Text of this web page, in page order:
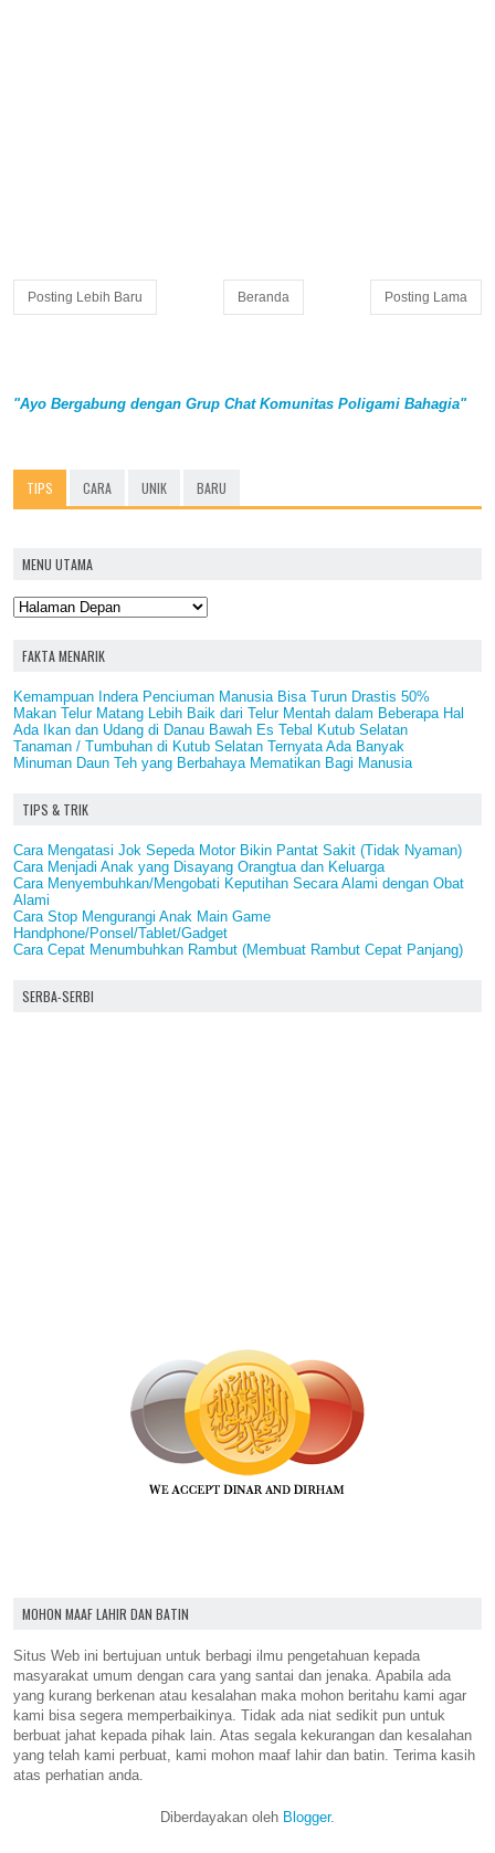
Posting Lebih Baru Posting Lama
Beranda
"Ayo Bergabung dengan Grup Chat Komunitas Poligami Bahagia"
TIPS CARA UNIK BARU
MENU UTAMA
FAKTA MENARIK
Kemampuan Indera Penciuman Manusia Bisa Turun Drastis 50%
Makan Telur Matang Lebih Baik dari Telur Mentah dalam Beberapa Hal
Ada Ikan dan Udang di Danau Bawah Es Tebal Kutub Selatan
Tanaman / Tumbuhan di Kutub Selatan Ternyata Ada Banyak
Minuman Daun Teh yang Berbahaya Mematikan Bagi Manusia
TIPS & TRIK
Cara Mengatasi Jok Sepeda Motor Bikin Pantat Sakit (Tidak Nyaman)
Cara Menjadi Anak yang Disayang Orangtua dan Keluarga
Cara Menyembuhkan/Mengobati Keputihan Secara Alami dengan Obat
Alami
Cara Stop Mengurangi Anak Main Game
Handphone/Ponsel/Tablet/Gadget
Cara Cepat Menumbuhkan Rambut (Membuat Rambut Cepat Panjang)
SERBA-SERBI
MOHON MAAF LAHIR DAN BATIN
Situs Web ini bertujuan untuk berbagi ilmu pengetahuan kepada
masyarakat umum dengan cara yang santai dan jenaka. Apabila ada
yang kurang berkenan atau kesalahan maka mohon beritahu kami agar
kami bisa segera memperbaikinya. Tidak ada niat sedikit pun untuk
berbuat jahat kepada pihak lain. Atas segala kekurangan dan kesalahan
yang telah kami perbuat, kami mohon maaf lahir dan batin. Terima kasih
atas perhatian anda.
Diberdayakan oleh Blogger.